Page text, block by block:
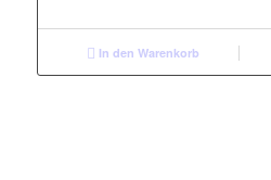
In den Warenkorb